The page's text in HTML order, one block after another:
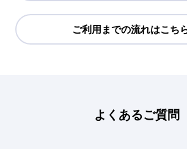
ご利用までの流れはこち
よくあるご質問